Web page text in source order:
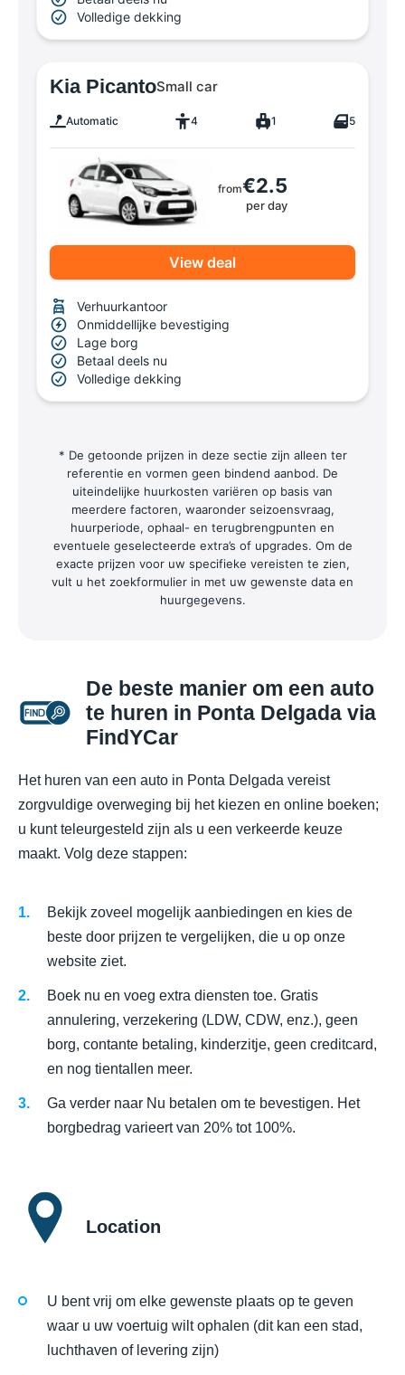
Volledige dekking
Kia PicantoSmall car
Automatic 4 1 5
from€2.5
per day
View deal
Verhuurkantoor
Onmiddellijke bevestiging
Lage borg
Betaal deels nu
Volledige dekking
* De getoonde prijzen in deze sectie zijn alleen ter
referentie en vormen geen bindend aanbod. De
uiteindelijke huurkosten variëren op basis van
meerdere factoren, waaronder seizoensvraag,
huurperiode, ophaal- en terugbrengpunten en
eventuele geselecteerde extra’s of upgrades. Om de
exacte prijzen voor uw specifieke vereisten te zien,
vult u het zoekformulier in met uw gewenste data en
huurgegevens.
De beste manier om een auto
te huren in Ponta Delgada via
FindYCar
Het huren van een auto in Ponta Delgada vereist
zorgvuldige overweging bij het kiezen en online boeken;
u kunt teleurgesteld zijn als u een verkeerde keuze
maakt. Volg deze stappen:
Bekijk zoveel mogelijk aanbiedingen en kies de
beste door prijzen te vergelijken, die u op onze
website ziet.
Boek nu en voeg extra diensten toe. Gratis
annulering, verzekering (LDW, CDW, enz.), geen
borg, contante betaling, kinderzitje, geen creditcard,
en nog tientallen meer.
Ga verder naar Nu betalen om te bevestigen. Het
borgbedrag varieert van 20% tot 100%.
Location
U bent vrij om elke gewenste plaats op te geven
waar u uw voertuig wilt ophalen (dit kan een stad,
luchthaven of levering zijn)